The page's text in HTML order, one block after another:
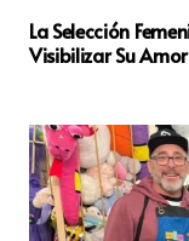
La Selección
Visibilizar Su